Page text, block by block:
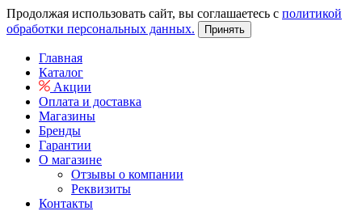
Продолжая использовать сайт, вы соглашаетесь с политикой
обработки персональных данных.
Принять
Главная
Каталог
Акции
Оплата и доставка
Магазины
Бренды
Гарантии
О магазине
Отзывы о компании
Реквизиты
Контакты